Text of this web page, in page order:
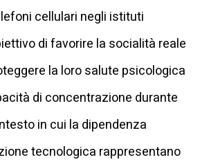
cellulari negli istituti
di favorire la socialità reale
la loro salute psicologica
di concentrazione durante
in cui la dipendenza
tecnologica rappresentano